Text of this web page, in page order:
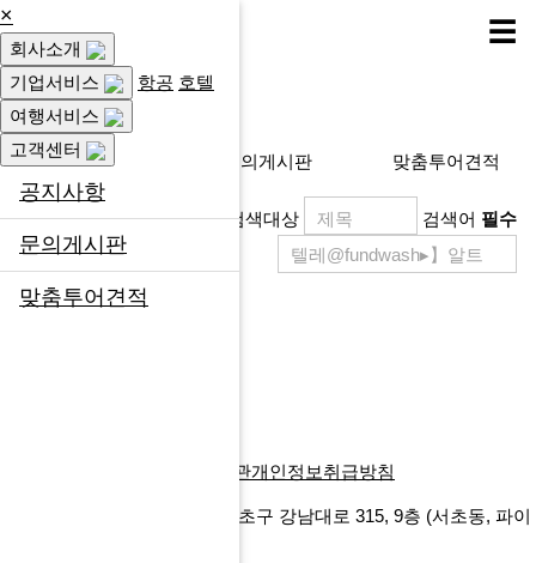
×
회사소개
기업서비스
항공 호텔
여행서비스
고객센터
공지사항
문의게시판
맞춤투어견적
☰
고객센터
공지사항 문의게시판 맞춤투어견적
검색대상 검색어 필수
제목
등록일
이용약관개인정보취급방침
서울특별시 서초구 강남대로 315, 9층 (서초동, 파이